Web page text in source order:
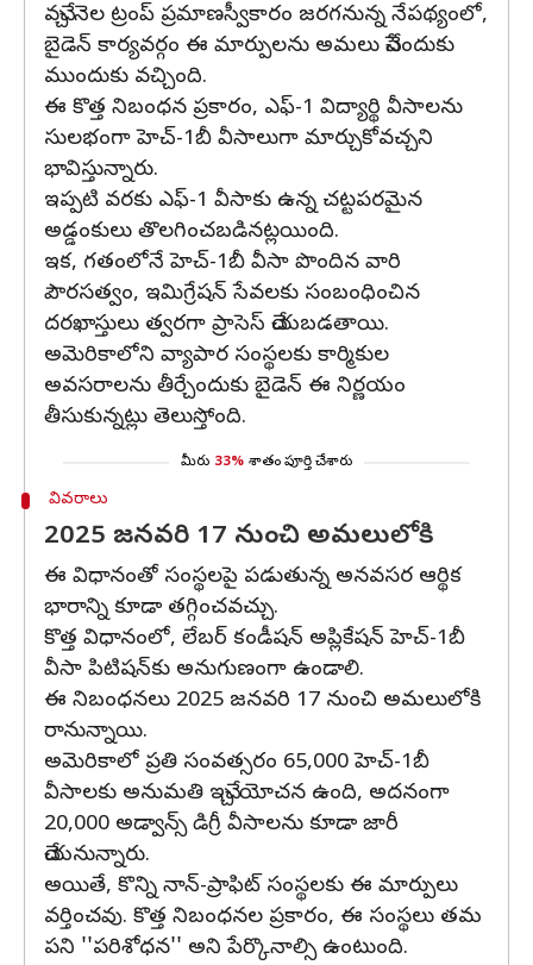
వచ్చే నెల ట్రంప్‌ ప్రమాణస్వీకారం జరగనున్న నేపథ్యంలో,
బైడెన్‌ కార్యవర్గం ఈ మార్పులను అమలు చేసేందుకు
ముందుకు వచ్చింది.
ఈ కొత్త నిబంధన ప్రకారం, ఎఫ్-1 విద్యార్థి వీసాలను
సులభంగా హెచ్-1బీ వీసాలుగా మార్చుకోవచ్చని
భావిస్తున్నారు.
ఇప్పటి వరకు ఎఫ్-1 వీసాకు ఉన్న చట్టపరమైన
అడ్డంకులు తొలగించబడినట్లయింది.
ఇక, గతంలోనే హెచ్-1బీ వీసా పొందిన వారి
పౌరసత్వం, ఇమిగ్రేషన్‌ సేవలకు సంబంధించిన
దరఖాస్తులు త్వరగా ప్రాసెస్‌ చేయబడతాయి.
అమెరికాలోని వ్యాపార సంస్థలకు కార్మికుల
అవసరాలను తీర్చేందుకు బైడెన్‌ ఈ నిర్ణయం
తీసుకున్నట్లు తెలుస్తోంది.
మీరు 33% శాతం పూర్తి చేశారు
వివరాలు
2025 జనవరి 17 నుంచి అమలులోకి
ఈ విధానంతో సంస్థలపై పడుతున్న అనవసర ఆర్థిక
భారాన్ని కూడా తగ్గించవచ్చు.
కొత్త విధానంలో, లేబర్‌ కండీషన్‌ అప్లికేషన్‌ హెచ్-1బీ
వీసా పిటిషన్‌కు అనుగుణంగా ఉండాలి.
ఈ నిబంధనలు 2025 జనవరి 17 నుంచి అమలులోకి
రానున్నాయి.
అమెరికాలో ప్రతి సంవత్సరం 65,000 హెచ్-1బీ
వీసాల‌కు అనుమతి ఇచ్చే యోచన ఉంది, అదనంగా
20,000 అడ్వాన్స్‌ డిగ్రీ వీసాలను కూడా జారీ
చేయనున్నారు.
అయితే, కొన్ని నాన్-ప్రాఫిట్‌ సంస్థలకు ఈ మార్పులు
వర్తించవు. కొత్త నిబంధనల ప్రకారం, ఈ సంస్థలు తమ
పని ''పరిశోధన'' అని పేర్కొనాల్సి ఉంటుంది.